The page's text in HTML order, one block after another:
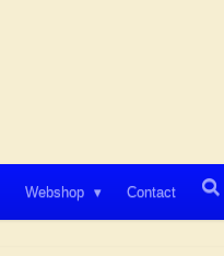
Webshop Contact